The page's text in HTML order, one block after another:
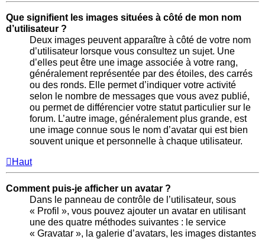
Que signifient les images situées à côté de mon nom
d’utilisateur ?
Deux images peuvent apparaître à côté de votre nom
d’utilisateur lorsque vous consultez un sujet. Une
d’elles peut être une image associée à votre rang,
généralement représentée par des étoiles, des carrés
ou des ronds. Elle permet d’indiquer votre activité
selon le nombre de messages que vous avez publié,
ou permet de différencier votre statut particulier sur le
forum. L’autre image, généralement plus grande, est
une image connue sous le nom d’avatar qui est bien
souvent unique et personnelle à chaque utilisateur.
Haut
Comment puis-je afficher un avatar ?
Dans le panneau de contrôle de l’utilisateur, sous
« Profil », vous pouvez ajouter un avatar en utilisant
une des quatre méthodes suivantes : le service
« Gravatar », la galerie d’avatars, les images distantes